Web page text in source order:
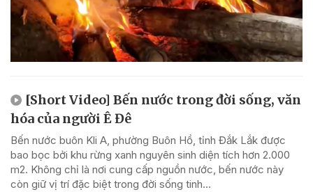
[Short Video] Bến nước trong đời sống, văn
hóa của người Ê Đê
Bến nước buôn Kli A, phường Buôn Hồ, tỉnh Đắk Lắk được
bao bọc bởi khu rừng xanh nguyên sinh diện tích hơn 2.000
m2. Không chỉ là nơi cung cấp nguồn nước, bến nước này
còn giữ vị trí đặc biệt trong đời sống tinh...